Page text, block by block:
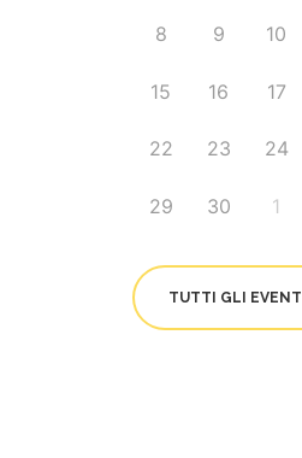
8 9 10
15 16 17
22 23 24
29 30 1
TUTTI GLI EVENTI